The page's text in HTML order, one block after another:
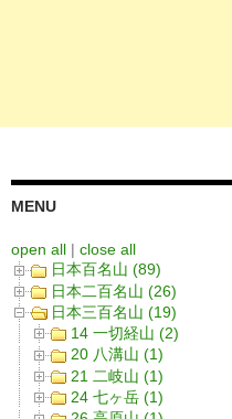
MENU
open all | close all
日本百名山 (89)
日本二百名山 (26)
日本三百名山 (19)
14 一切経山 (2)
20 八溝山 (1)
21 二岐山 (1)
24 七ヶ岳 (1)